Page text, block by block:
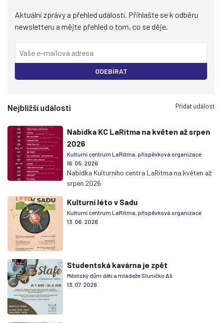
Aktuální zprávy a přehled událostí. Přihlašte se k odběru
newsletteru a mějte přehled o tom, co se děje.
ODEBÍRAT
Nejbližší události Přidat událost
Nabídka KC LaRitma na květen až srpen
2026
Kulturní centrum LaRitma, příspěvková organizace
16. 05. 2026
Nabídka Kulturního centra LaRitma na květen až
srpen 2026
Kulturní léto v Sadu
Kulturní centrum LaRitma, příspěvková organizace
13. 06. 2026
Studentská kavárna je zpět
Městský dům dětí a mládeže Sluníčko Aš
13. 07. 2026